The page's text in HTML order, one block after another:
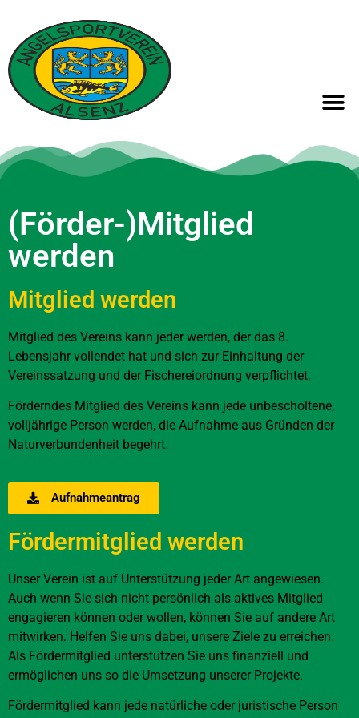
(Förder-)Mitglied
werden
Mitglied werden
Mitglied des Vereins kann jeder werden, der das 8.
Lebensjahr vollendet hat und sich zur Einhaltung der
Vereinssatzung und der Fischereiordnung verpflichtet.
Förderndes Mitglied des Vereins kann jede unbescholtene,
volljährige Person werden, die Aufnahme aus Gründen der
Naturverbundenheit begehrt.
Aufnahmeantrag
Fördermitglied werden
Unser Verein ist auf Unterstützung jeder Art angewiesen.
Auch wenn Sie sich nicht persönlich als aktives Mitglied
engagieren können oder wollen, können Sie auf andere Art
mitwirken. Helfen Sie uns dabei, unsere Ziele zu erreichen.
Als Fördermitglied unterstützen Sie uns finanziell und
ermöglichen uns so die Umsetzung unserer Projekte.
Fördermitglied kann jede natürliche oder juristische Person